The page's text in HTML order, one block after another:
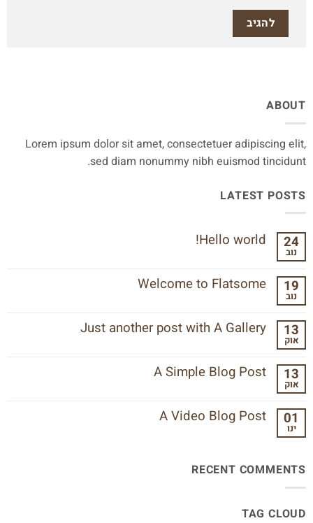
ABOUT
Lorem ipsum dolor sit amet, consectetuer adipiscing elit,
sed diam nonummy nibh euismod tincidunt.
LATEST POSTS
24
נוב
Hello world!
Hello 19
נוב
Welcome to Flatsome
Welcome 13
אוק
Just another post with A Gallery
על
Just
A
13
אוק
A Simple Blog Post
על
A 01
ינו
A Video Blog Post
A
Video
RECENT COMMENTS
TAG CLOUD